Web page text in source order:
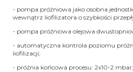
- pompa próżniowa jako osobna
wewnątrz liofilizatora o szybkości
- pompa próżniowa olejowa
- automatyczna kontrola poziomu
liofilizacji;
- próżnia końcowa procesu: 2x10-2 mbar;